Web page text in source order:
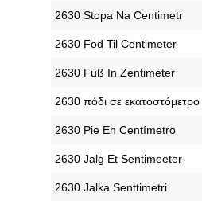
‎2630 Stopa Na Centimetr
‎2630 Fod Til Centimeter
‎2630 Fuß In Zentimeter
‎2630 πόδι σε εκατοστόμετρο
‎2630 Pie En Centímetro
‎2630 Jalg Et Sentimeeter
‎2630 Jalka Senttimetri